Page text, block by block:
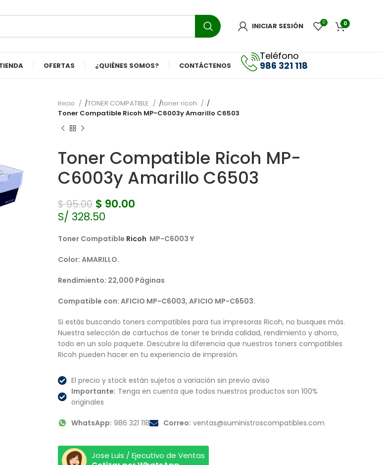
INICIAR SESIÓN 0 0
OFERTAS ¿QUIÉNES SOMOS? CONTÁCTENOS
Teléfono
986 321 118
Inicio TONER COMPATIBLE
toner ricoh
Toner Compatible Ricoh MP-C6003y Amarillo C6503
Toner Compatible Ricoh MP-
C6003y Amarillo C6503
$95.00 $ 90.00
S/ 328.50
Toner Compatible Ricoh MP-C6003 Y
Color: AMARILLO.
Rendimiento: 22,000 Páginas
Compatible con: AFICIO MP-C6003, AFICIO MP-C6503.
Si estás buscando toners compatibles para tus impresoras Ricoh, no busques más.
Nuestra selección de cartuchos de toner te brinda calidad, rendimiento y ahorro,
todo en un solo paquete. Descubre la diferencia que nuestros toners compatibles
Ricoh pueden hacer en tu experiencia de impresión.
El precio y stock están sujetos a variación sin previo aviso
Importante: Tenga en cuenta que todos nuestros productos son 100%
originales
WhatsApp: 986 321 118 Correo: ventas@suministroscompatibles.com
Jose Luis / Ejecutivo de Ventas